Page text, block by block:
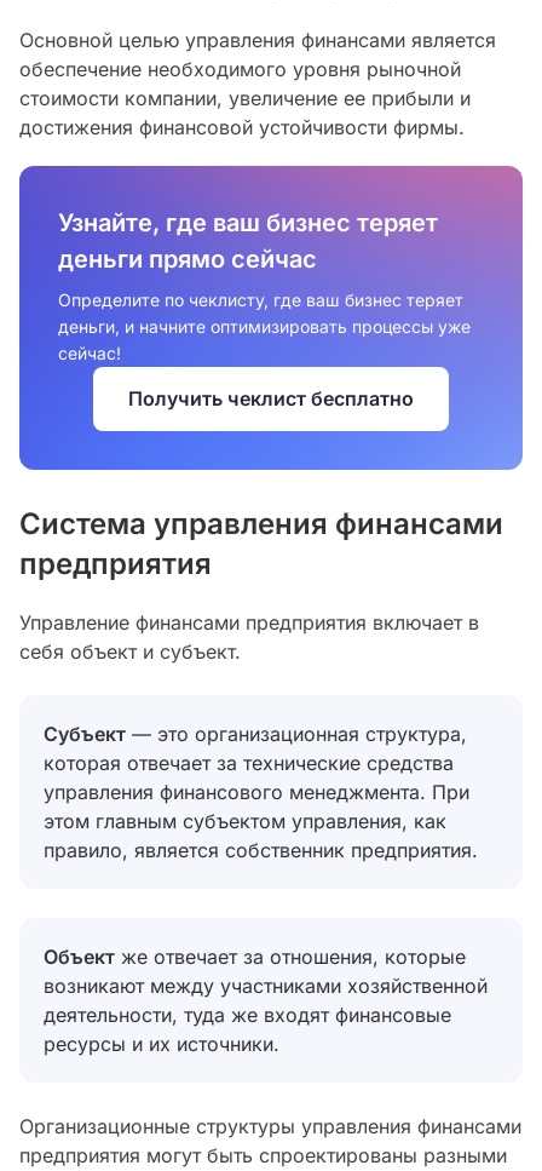
Основной целью управления финансами является
обеспечение необходимого уровня рыночной
стоимости компании, увеличение ее прибыли и
достижения финансовой устойчивости фирмы.
Узнайте, где ваш бизнес теряет
деньги прямо сейчас
Определите по чеклисту, где ваш бизнес теряет
деньги, и начните оптимизировать процессы уже
сейчас!
Получить чеклист бесплатно
Система управления финансами
предприятия
Управление финансами предприятия включает в
себя объект и субъект.
Субъект — это организационная структура,
которая отвечает за технические средства
управления финансового менеджмента. При
этом главным субъектом управления, как
правило, является собственник предприятия.
Объект же отвечает за отношения, которые
возникают между участниками хозяйственной
деятельности, туда же входят финансовые
ресурсы и их источники.
Организационные структуры управления финансами
предприятия могут быть спроектированы разными